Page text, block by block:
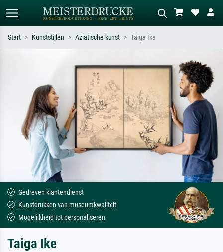
Zoek op kunstenaar, titel of stijl – bijv.
Monet, Sterrennacht, impressionisme,
Hokusai-golf, naakt.
Beschrijf de scène – bijv. groene
weide, abstract met veel rood, donker
olieverfschilderij, staand naakt naast
een boom.
Start Kunststijlen Aziatische kunst Taiga Ike
Gedreven klantendienst
Kunstdrukken van museumkwaliteit
Mogelijkheid tot personaliseren
Taiga Ike